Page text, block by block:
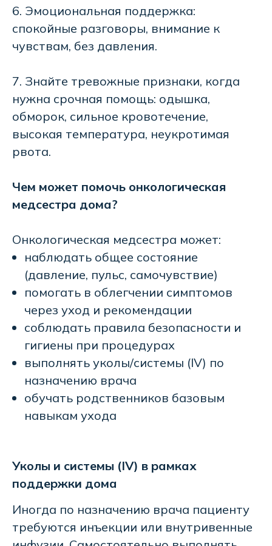
6. Эмоциональная поддержка:
спокойные разговоры, внимание к
чувствам, без давления.
7. Знайте тревожные признаки, когда
нужна срочная помощь: одышка,
обморок, сильное кровотечение,
высокая температура, неукротимая
рвота.
Чем может помочь онкологическая
медсестра дома?
Онкологическая медсестра может:
наблюдать общее состояние
(давление, пульс, самочувствие)
помогать в облегчении симптомов
через уход и рекомендации
соблюдать правила безопасности и
гигиены при процедурах
выполнять уколы/системы (IV) по
назначению врача
обучать родственников базовым
навыкам ухода
Уколы и системы (IV) в рамках
поддержки дома
Иногда по назначению врача пациенту
требуются инъекции или внутривенные
Блог специалистом